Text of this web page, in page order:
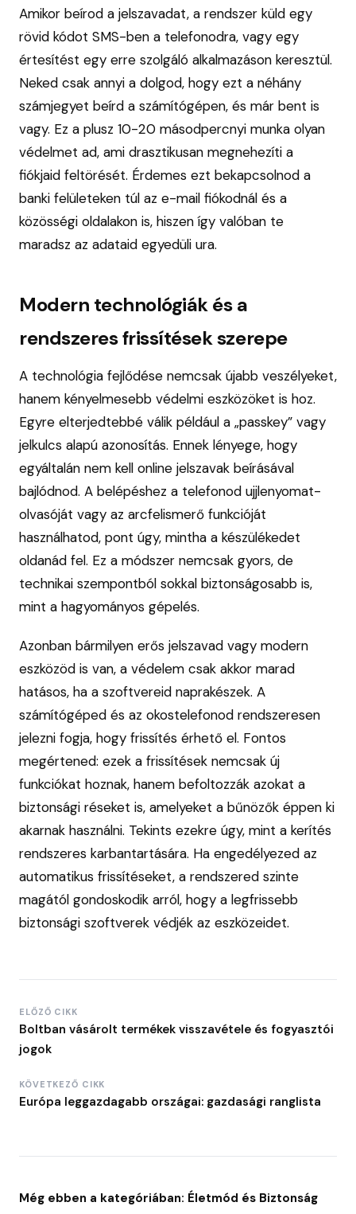
Amikor beírod a jelszavadat, a rendszer küld egy
rövid kódot SMS-ben a telefonodra, vagy egy
értesítést egy erre szolgáló alkalmazáson keresztül.
Neked csak annyi a dolgod, hogy ezt a néhány
számjegyet beírd a számítógépen, és már bent is
vagy. Ez a plusz 10-20 másodpercnyi munka olyan
védelmet ad, ami drasztikusan megnehezíti a
fiókjaid feltörését. Érdemes ezt bekapcsolnod a
banki felületeken túl az e-mail fiókodnál és a
közösségi oldalakon is, hiszen így valóban te
maradsz az adataid egyedüli ura.
Modern technológiák és a
rendszeres frissítések szerepe
A technológia fejlődése nemcsak újabb veszélyeket,
hanem kényelmesebb védelmi eszközöket is hoz.
Egyre elterjedtebbé válik például a „passkey” vagy
jelkulcs alapú azonosítás. Ennek lényege, hogy
egyáltalán nem kell online jelszavak beírásával
bajlódnod. A belépéshez a telefonod ujjlenyomat-
olvasóját vagy az arcfelismerő funkcióját
használhatod, pont úgy, mintha a készülékedet
oldanád fel. Ez a módszer nemcsak gyors, de
technikai szempontból sokkal biztonságosabb is,
mint a hagyományos gépelés.
Azonban bármilyen erős jelszavad vagy modern
eszközöd is van, a védelem csak akkor marad
hatásos, ha a szoftvereid naprakészek. A
számítógéped és az okostelefonod rendszeresen
jelezni fogja, hogy frissítés érhető el. Fontos
megértened: ezek a frissítések nemcsak új
funkciókat hoznak, hanem befoltozzák azokat a
biztonsági réseket is, amelyeket a bűnözők éppen ki
akarnak használni. Tekints ezekre úgy, mint a kerítés
rendszeres karbantartására. Ha engedélyezed az
automatikus frissítéseket, a rendszered szinte
magától gondoskodik arról, hogy a legfrissebb
biztonsági szoftverek védjék az eszközeidet.
ELŐZŐ CIKK
Boltban vásárolt termékek visszavétele és fogyasztói
jogok
KÖVETKEZŐ CIKK
Európa leggazdagabb országai: gazdasági ranglista
Még ebben a kategóriában: Életmód és Biztonság